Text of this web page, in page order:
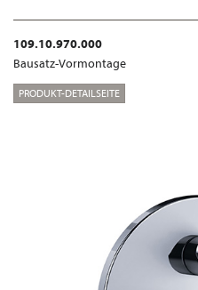
109.10.970.000
Bausatz-Vormontage
PRODUKT-DETAILSEITE